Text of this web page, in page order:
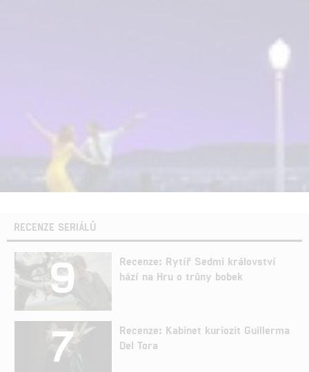
RECENZE SERIÁLŮ
9
Recenze: Rytíř Sedmi království
hází na Hru o trůny bobek
7
Recenze: Kabinet kuriozit Guillerma
Del Tora